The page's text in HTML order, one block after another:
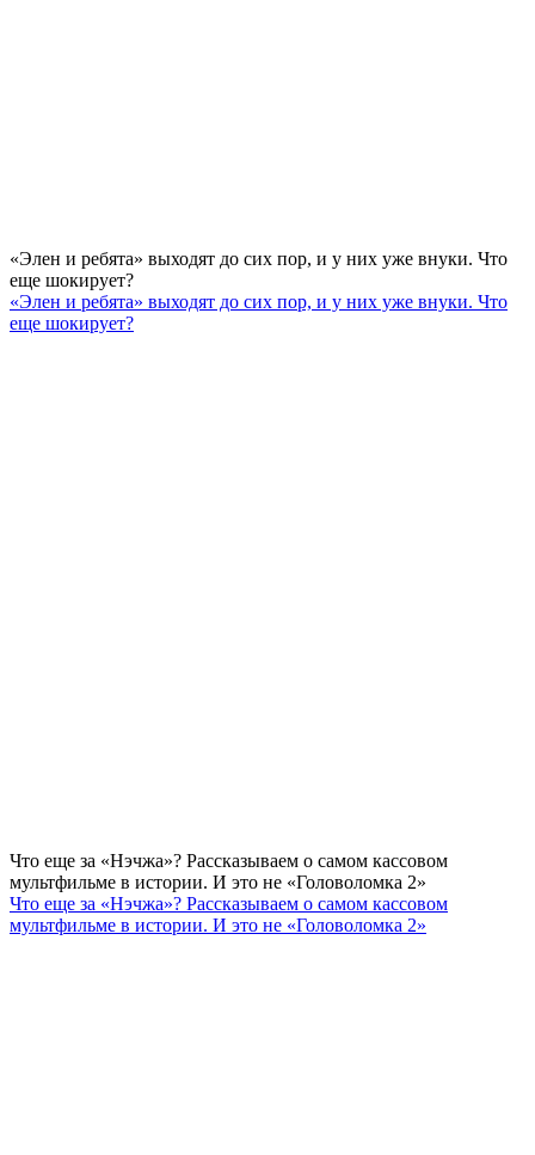
«Элен и ребята» выходят до сих пор, и у них уже внуки. Что
еще шокирует?
«Элен и ребята» выходят до сих пор, и у них уже внуки. Что
еще шокирует?
Что еще за «Нэчжа»? Рассказываем о самом кассовом
мультфильме в истории. И это не «Головоломка 2»
Что еще за «Нэчжа»? Рассказываем о самом кассовом
мультфильме в истории. И это не «Головоломка 2»